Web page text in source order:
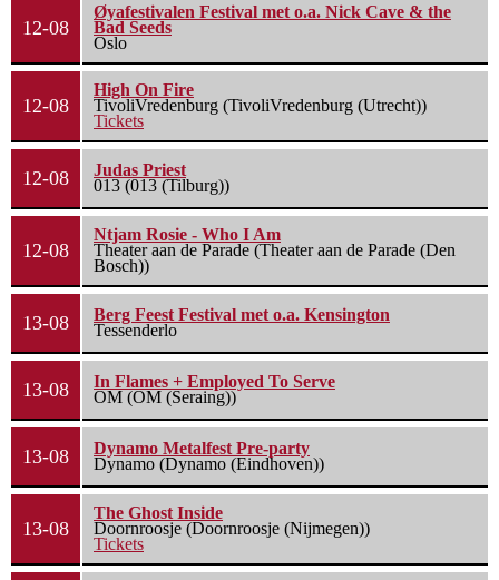
12-08
Øyafestivalen Festival met o.a. Nick Cave & the
Bad Seeds
Oslo
12-08
High On Fire
TivoliVredenburg (TivoliVredenburg (Utrecht))
Tickets
12-08
Judas Priest
013 (013 (Tilburg))
12-08
Ntjam Rosie - Who I Am
Theater aan de Parade (Theater aan de Parade (Den
Bosch))
13-08
Berg Feest Festival met o.a. Kensington
Tessenderlo
13-08
In Flames + Employed To Serve
OM (OM (Seraing))
13-08
Dynamo Metalfest Pre-party
Dynamo (Dynamo (Eindhoven))
13-08
The Ghost Inside
Doornroosje (Doornroosje (Nijmegen))
Tickets